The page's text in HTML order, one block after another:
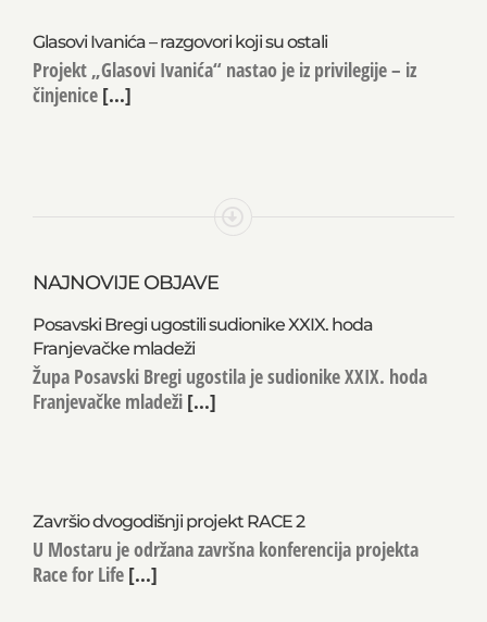
Glasovi Ivanića – razgovori koji su ostali
Projekt „Glasovi Ivanića“ nastao je iz privilegije – iz
činjenice [...]
NAJNOVIJE OBJAVE
Posavski Bregi ugostili sudionike XXIX. hoda
Franjevačke mladeži
Župa Posavski Bregi ugostila je sudionike XXIX. hoda
Franjevačke mladeži [...]
Završio dvogodišnji projekt RACE 2
U Mostaru je održana završna konferencija projekta
Race for Life [...]